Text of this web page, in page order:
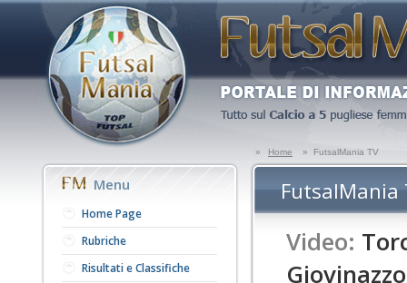
» Home » FutsalMania TV
Menu
Home Page
Rubriche
Risultati e Classifiche
FutsalMania
Video:
Giovinazzo